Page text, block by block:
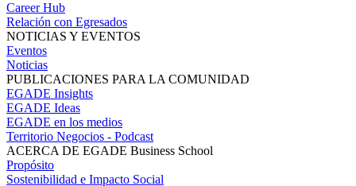
Career Hub
Relación con Egresados
NOTICIAS Y EVENTOS
Eventos
Noticias
PUBLICACIONES PARA LA COMUNIDAD
EGADE Insights
EGADE Ideas
EGADE en los medios
Territorio Negocios - Podcast
ACERCA DE EGADE Business School
Propósito
Sostenibilidad e Impacto Social